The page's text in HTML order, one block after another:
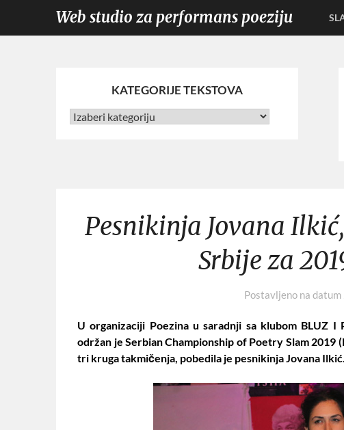
Web studio za performans poeziju
KATEGORIJE TEKSTOVA
Pesnikinja Jovana
Srbije za
Postavljeno na datum
U organizaciji Poezina u saradnji sa klubom BLUZ
održan je Serbian Championship of Poetry Slam
tri kruga takmičenja, pobedila je pesnikinja Jovana Ilkić.